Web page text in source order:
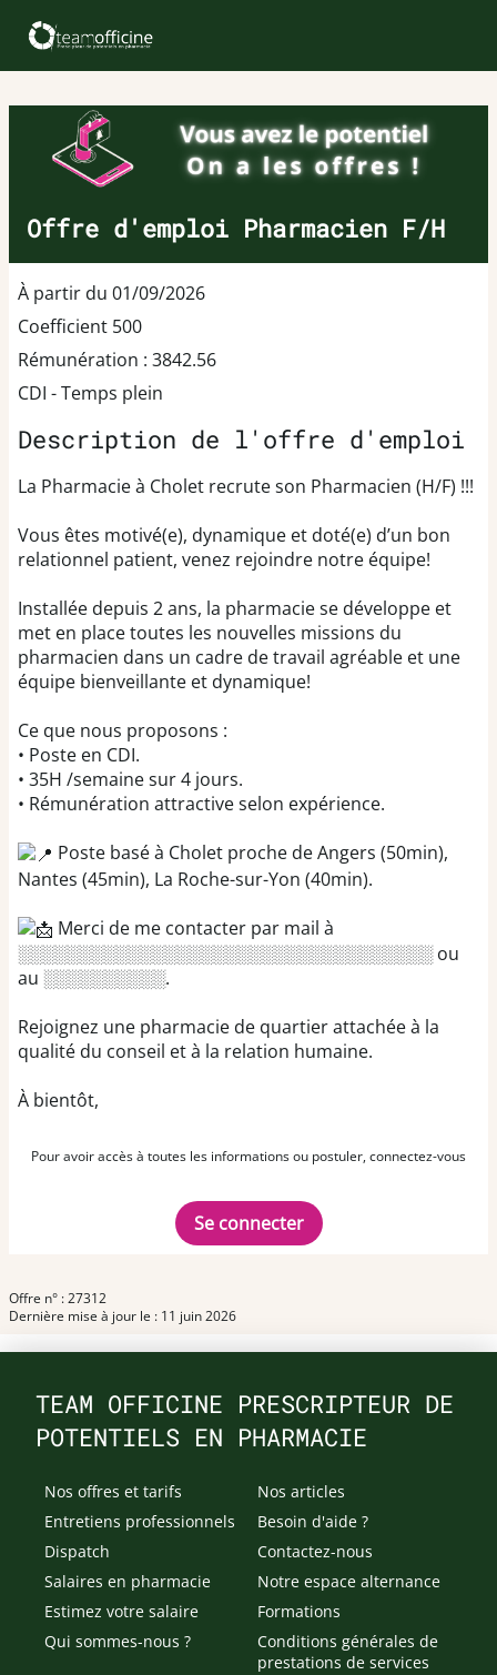
Offre d'emploi Pharmacien F/H
À partir du 01/09/2026
Coefficient 500
Rémunération : 3842.56
CDI - Temps plein
Description de l'offre d'emploi
La Pharmacie à Cholet recrute son Pharmacien (H/F) !!!
Vous êtes motivé(e), dynamique et doté(e) d’un bon
relationnel patient, venez rejoindre notre équipe!
Installée depuis 2 ans, la pharmacie se développe et
met en place toutes les nouvelles missions du
pharmacien dans un cadre de travail agréable et une
équipe bienveillante et dynamique!
Ce que nous proposons :
• Poste en CDI.
• 35H /semaine sur 4 jours.
• Rémunération attractive selon expérience.
Poste basé à Cholet proche de Angers (50min),
Nantes (45min), La Roche-sur-Yon (40min).
Merci de me contacter par mail à
░░░░░░░░░░░░░░░░░░░░░░░░░░░░░░░░░░ou
au ░░░░░░░░░░.
Rejoignez une pharmacie de quartier attachée à la
qualité du conseil et à la relation humaine.
À bientôt,
Pour avoir accès à toutes les informations ou postuler, connectez-vous
Se connecter
Offre n° : 27312
Dernière mise à jour le : 11 juin 2026
TEAM OFFICINE PRESCRIPTEUR DE
POTENTIELS EN PHARMACIE
Nos offres et tarifs
Entretiens professionnels
Dispatch
Salaires en pharmacie
Estimez votre salaire
Qui sommes-nous ?
Nos articles
Besoin d'aide ?
Contactez-nous
Notre espace alternance
Formations
Conditions générales de
prestations de services